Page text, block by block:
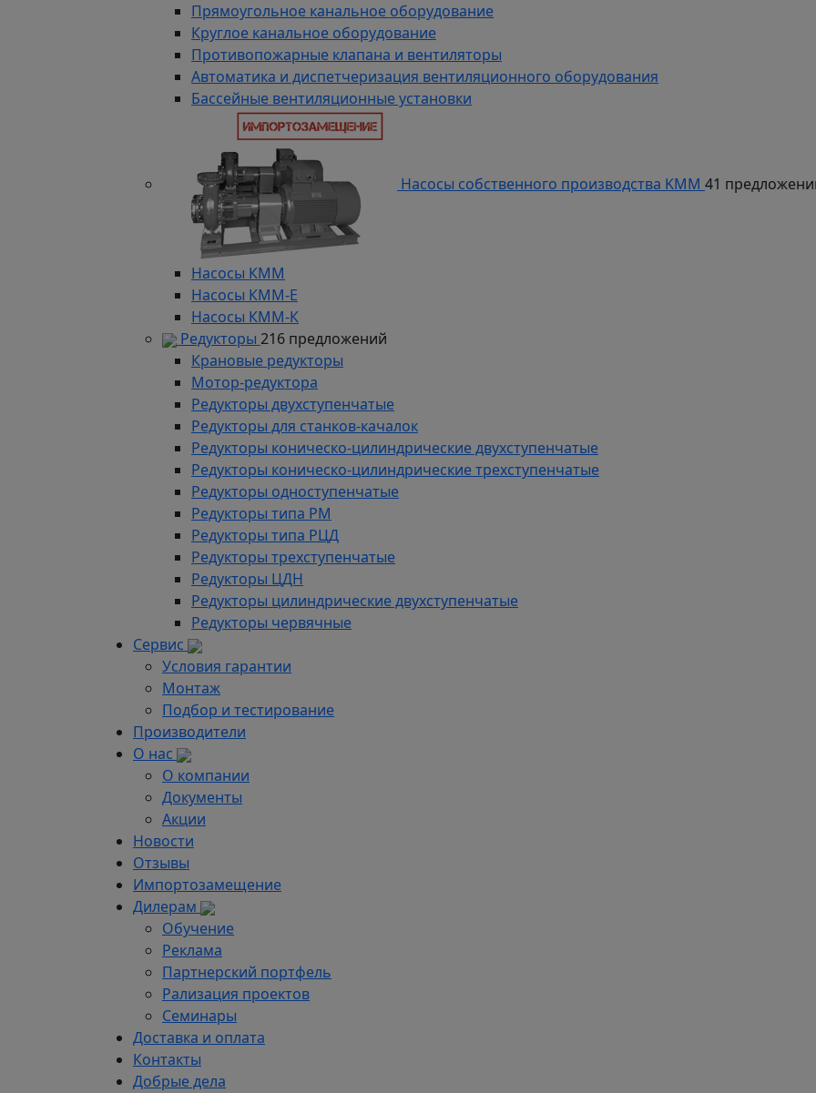
Прямоугольное канальное оборудование
Круглое канальное оборудование
Противопожарные клапана и вентиляторы
Автоматика и диспетчеризация вентиляционного оборудования
Бассейные вентиляционные установки
Насосы собственного производства KMM 41
Насосы КММ
Насосы КММ-Е
Насосы КММ-К
Редукторы 216 предложений
Крановые редукторы
Мотор-редуктора
Редукторы двухступенчатые
Редукторы для станков-качалок
Редукторы коническо-цилиндрические двухступенчатые
Редукторы коническо-цилиндрические трехступенчатые
Редукторы одноступенчатые
Редукторы типа РМ
Редукторы типа РЦД
Редукторы трехступенчатые
Редукторы ЦДН
Редукторы цилиндрические двухступенчатые
Редукторы червячные
Сервис
Условия гарантии
Монтаж
Подбор и тестирование
Производители
О нас
О компании
Документы
Акции
Новости
Отзывы
Импортозамещение
Дилерам
Обучение
Реклама
Партнерский портфель
Рализация проектов
Семинары
Доставка и оплата
Контакты
Добрые дела